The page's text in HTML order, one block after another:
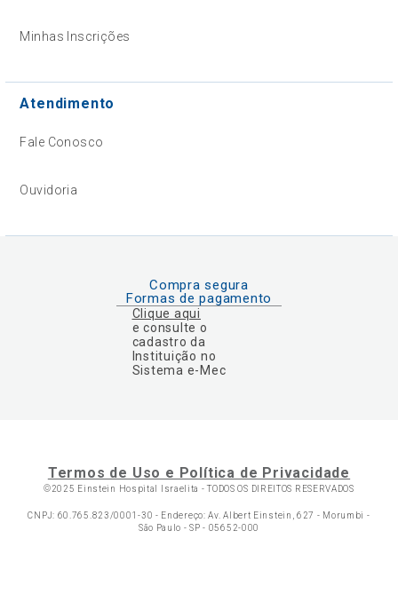
Minhas Inscrições
Atendimento
Fale Conosco
Ouvidoria
Compra segura
Formas de pagamento
Clique aqui
e consulte o
cadastro da
Instituição no
Sistema e-Mec
Termos de Uso e Política de Privacidade
©2025 Einstein Hospital Israelita -TODOS OS DIREITOS RESERVADOS
CNPJ: 60.765.823/0001-30 - Endereço: Av. Albert Einstein, 627 - Morumbi -
São Paulo - SP - 05652-000